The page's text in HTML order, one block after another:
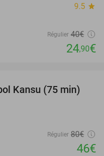
9.5 star
Régulier 40€
24,90€
43%
Kansu (75 min)
Régulier 80€
46€